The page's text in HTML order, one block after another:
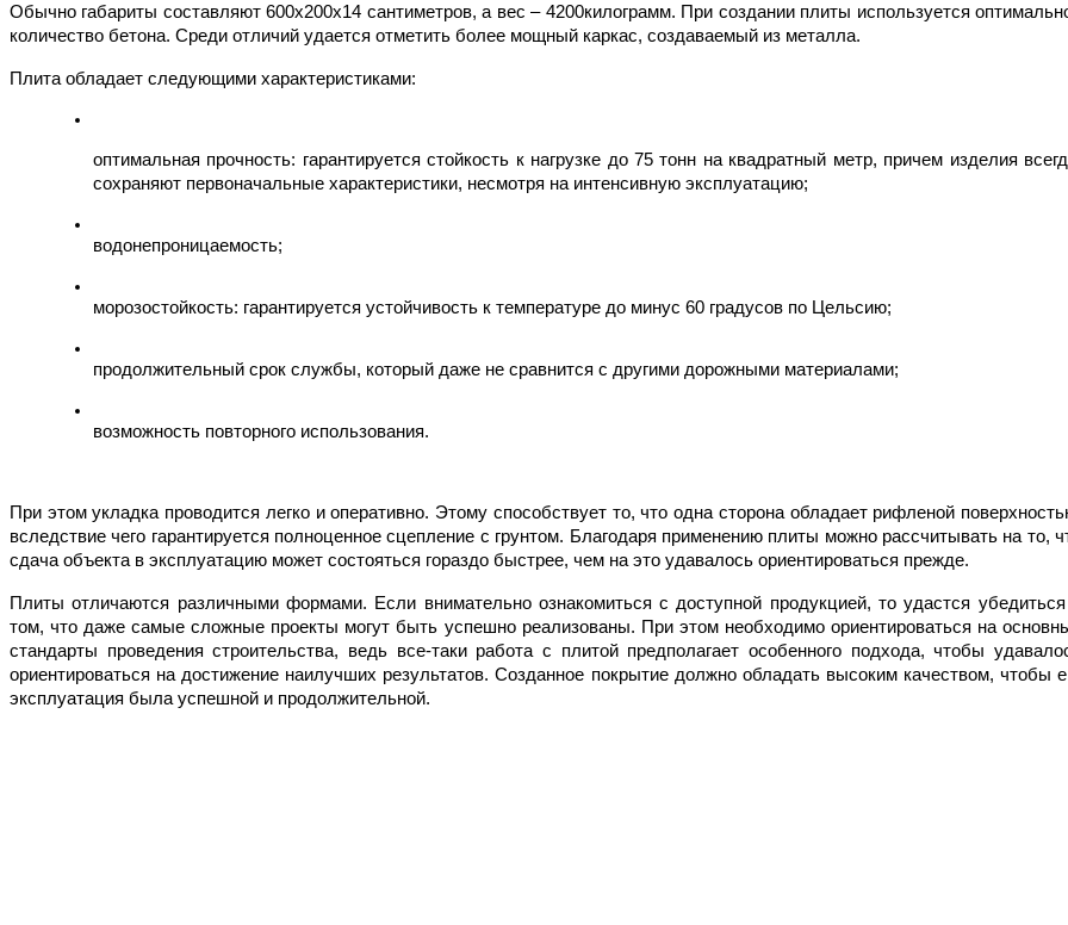
Обычно габариты составляют 600х200х14 сантиметров, а вес – 4200килограмм. При создании плиты используется
количество бетона. Среди отличий удается отметить более мощный каркас, создаваемый из металла.
Плита обладает следующими характеристиками:
оптимальная прочность: гарантируется стойкость к нагрузке до 75 тонн на квадратный метр, причем изделия
сохраняют первоначальные характеристики, несмотря на интенсивную эксплуатацию;
водонепроницаемость;
морозостойкость: гарантируется устойчивость к температуре до минус 60 градусов по Цельсию;
продолжительный срок службы, который даже не сравнится с другими дорожными материалами;
возможность повторного использования.
При этом укладка проводится легко и оперативно. Этому способствует то, что одна сторона обладает рифленой
вследствие чего гарантируется полноценное сцепление с грунтом. Благодаря применению плиты можно рассчитывать на то,
сдача объекта в эксплуатацию может состояться гораздо быстрее, чем на это удавалось ориентироваться прежде.
Плиты отличаются различными формами. Если внимательно ознакомиться с доступной продукцией, то удастся
том, что даже самые сложные проекты могут быть успешно реализованы. При этом необходимо ориентироваться на
стандарты проведения строительства, ведь все-таки работа с плитой предполагает особенного подхода, чтобы
ориентироваться на достижение наилучших результатов. Созданное покрытие должно обладать высоким качеством, чтобы
эксплуатация была успешной и продолжительной.